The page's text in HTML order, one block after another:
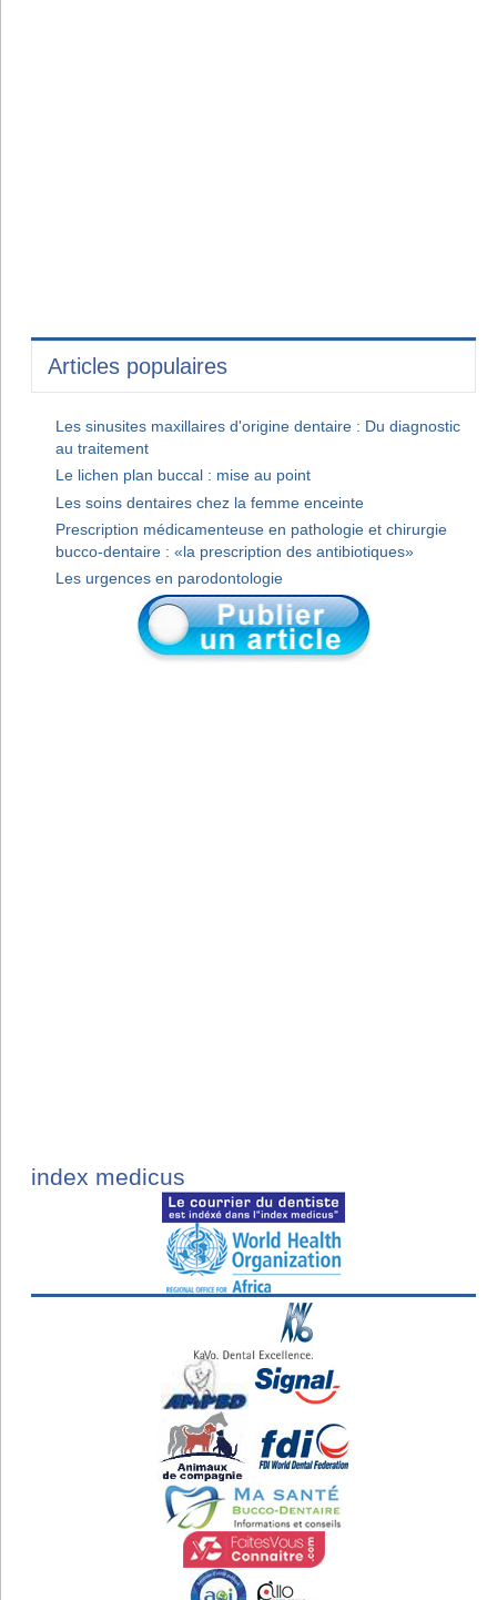
Articles populaires
Les sinusites maxillaires d'origine dentaire : Du diagnostic
au traitement
Le lichen plan buccal : mise au point
Les soins dentaires chez la femme enceinte
Prescription médicamenteuse en pathologie et chirurgie
bucco-dentaire : «la prescription des antibiotiques»
Les urgences en parodontologie
index medicus